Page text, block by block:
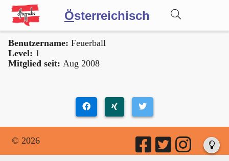
Österreichisch
Wörterbuch
Benutzername: Feuerball
Level: 1
Mitglied seit: Aug 2008
© 2026